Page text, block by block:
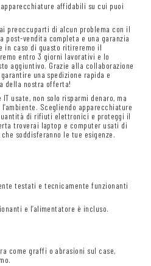
affidabili su cui puoi
preoccuparti di alcun problema con il
post-vendita completa e una garanzia
in caso di guasto ritireremo il
entro 3 giorni lavorativi e lo
aggiuntivo. Grazie alla collaborazione
una spedizione rapida e
della nostra offerta!
usate, non solo risparmi denaro, ma
Scegliendo apparecchiature
di rifiuti elettronici e proteggi il
troverai laptop e computer usati di
soddisferanno le tue esigenze.
testati e tecnicamente funzionanti
e l’alimentatore è incluso.
come graffi o abrasioni sul case,